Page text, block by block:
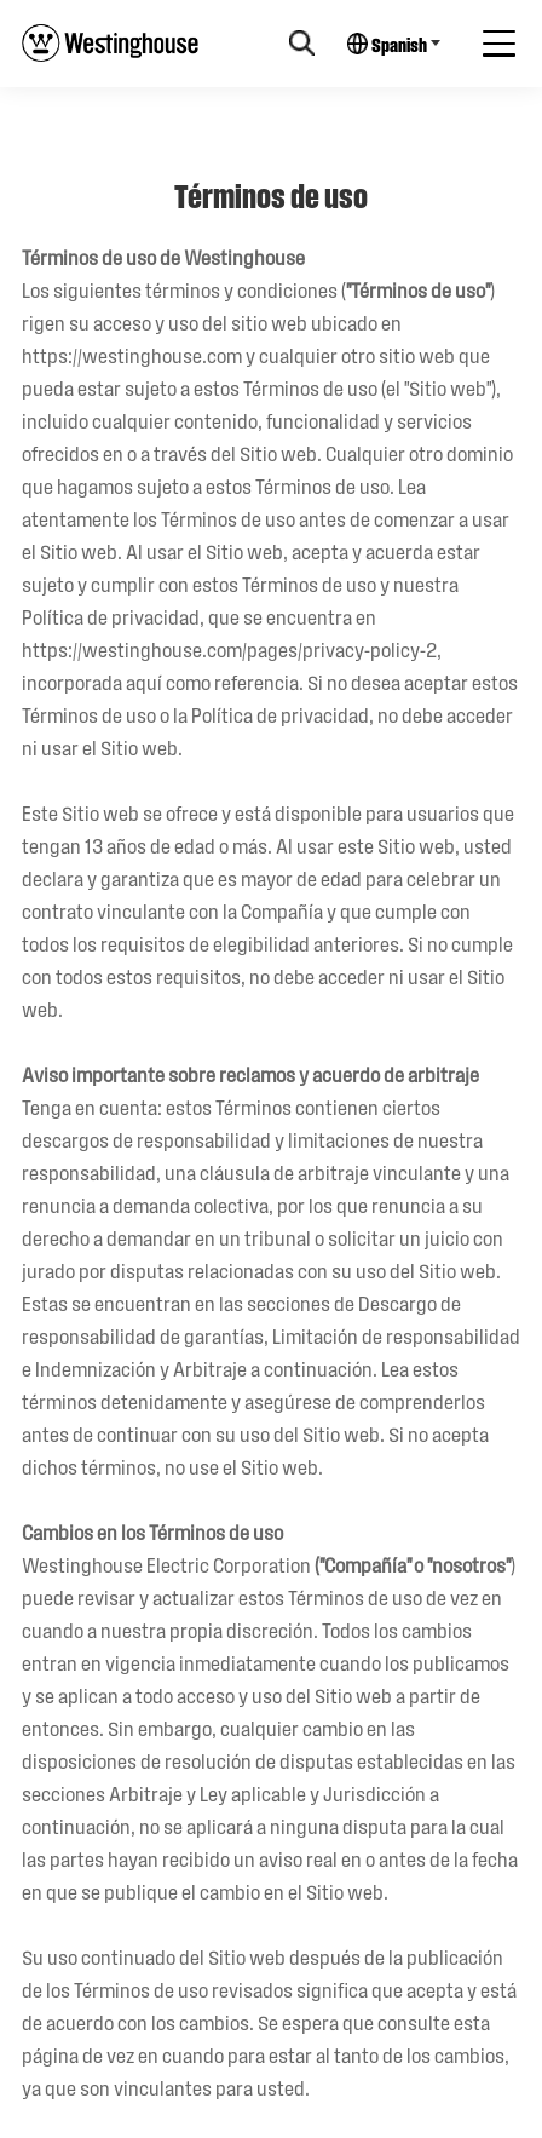
Spanish
Términos de uso
Términos de uso de Westinghouse
Los siguientes términos y condiciones ("Términos de uso")
rigen su acceso y uso del sitio web ubicado en
https://westinghouse.com y cualquier otro sitio web que
pueda estar sujeto a estos Términos de uso (el "Sitio web"),
incluido cualquier contenido, funcionalidad y servicios
ofrecidos en o a través del Sitio web. Cualquier otro dominio
que hagamos sujeto a estos Términos de uso. Lea
atentamente los Términos de uso antes de comenzar a usar
el Sitio web. Al usar el Sitio web, acepta y acuerda estar
sujeto y cumplir con estos Términos de uso y nuestra
Política de privacidad, que se encuentra en
https://westinghouse.com/pages/privacy-policy-2,
incorporada aquí como referencia. Si no desea aceptar estos
Términos de uso o la Política de privacidad, no debe acceder
ni usar el Sitio web.
Este Sitio web se ofrece y está disponible para usuarios que
tengan 13 años de edad o más. Al usar este Sitio web, usted
declara y garantiza que es mayor de edad para celebrar un
contrato vinculante con la Compañía y que cumple con
todos los requisitos de elegibilidad anteriores. Si no cumple
con todos estos requisitos, no debe acceder ni usar el Sitio
web.
Aviso importante sobre reclamos y acuerdo de arbitraje
Tenga en cuenta: estos Términos contienen ciertos
descargos de responsabilidad y limitaciones de nuestra
responsabilidad, una cláusula de arbitraje vinculante y una
renuncia a demanda colectiva, por los que renuncia a su
derecho a demandar en un tribunal o solicitar un juicio con
jurado por disputas relacionadas con su uso del Sitio web.
Estas se encuentran en las secciones de Descargo de
responsabilidad de garantías, Limitación de responsabilidad
e Indemnización y Arbitraje a continuación. Lea estos
términos detenidamente y asegúrese de comprenderlos
antes de continuar con su uso del Sitio web. Si no acepta
dichos términos, no use el Sitio web.
Cambios en los Términos de uso
Westinghouse Electric Corporation ("Compañía" o "nosotros")
puede revisar y actualizar estos Términos de uso de vez en
cuando a nuestra propia discreción. Todos los cambios
entran en vigencia inmediatamente cuando los publicamos
y se aplican a todo acceso y uso del Sitio web a partir de
entonces. Sin embargo, cualquier cambio en las
disposiciones de resolución de disputas establecidas en las
secciones Arbitraje y Ley aplicable y Jurisdicción a
continuación, no se aplicará a ninguna disputa para la cual
las partes hayan recibido un aviso real en o antes de la fecha
en que se publique el cambio en el Sitio web.
Su uso continuado del Sitio web después de la publicación
de los Términos de uso revisados ​​significa que acepta y está
de acuerdo con los cambios. Se espera que consulte esta
página de vez en cuando para estar al tanto de los cambios,
ya que son vinculantes para usted.